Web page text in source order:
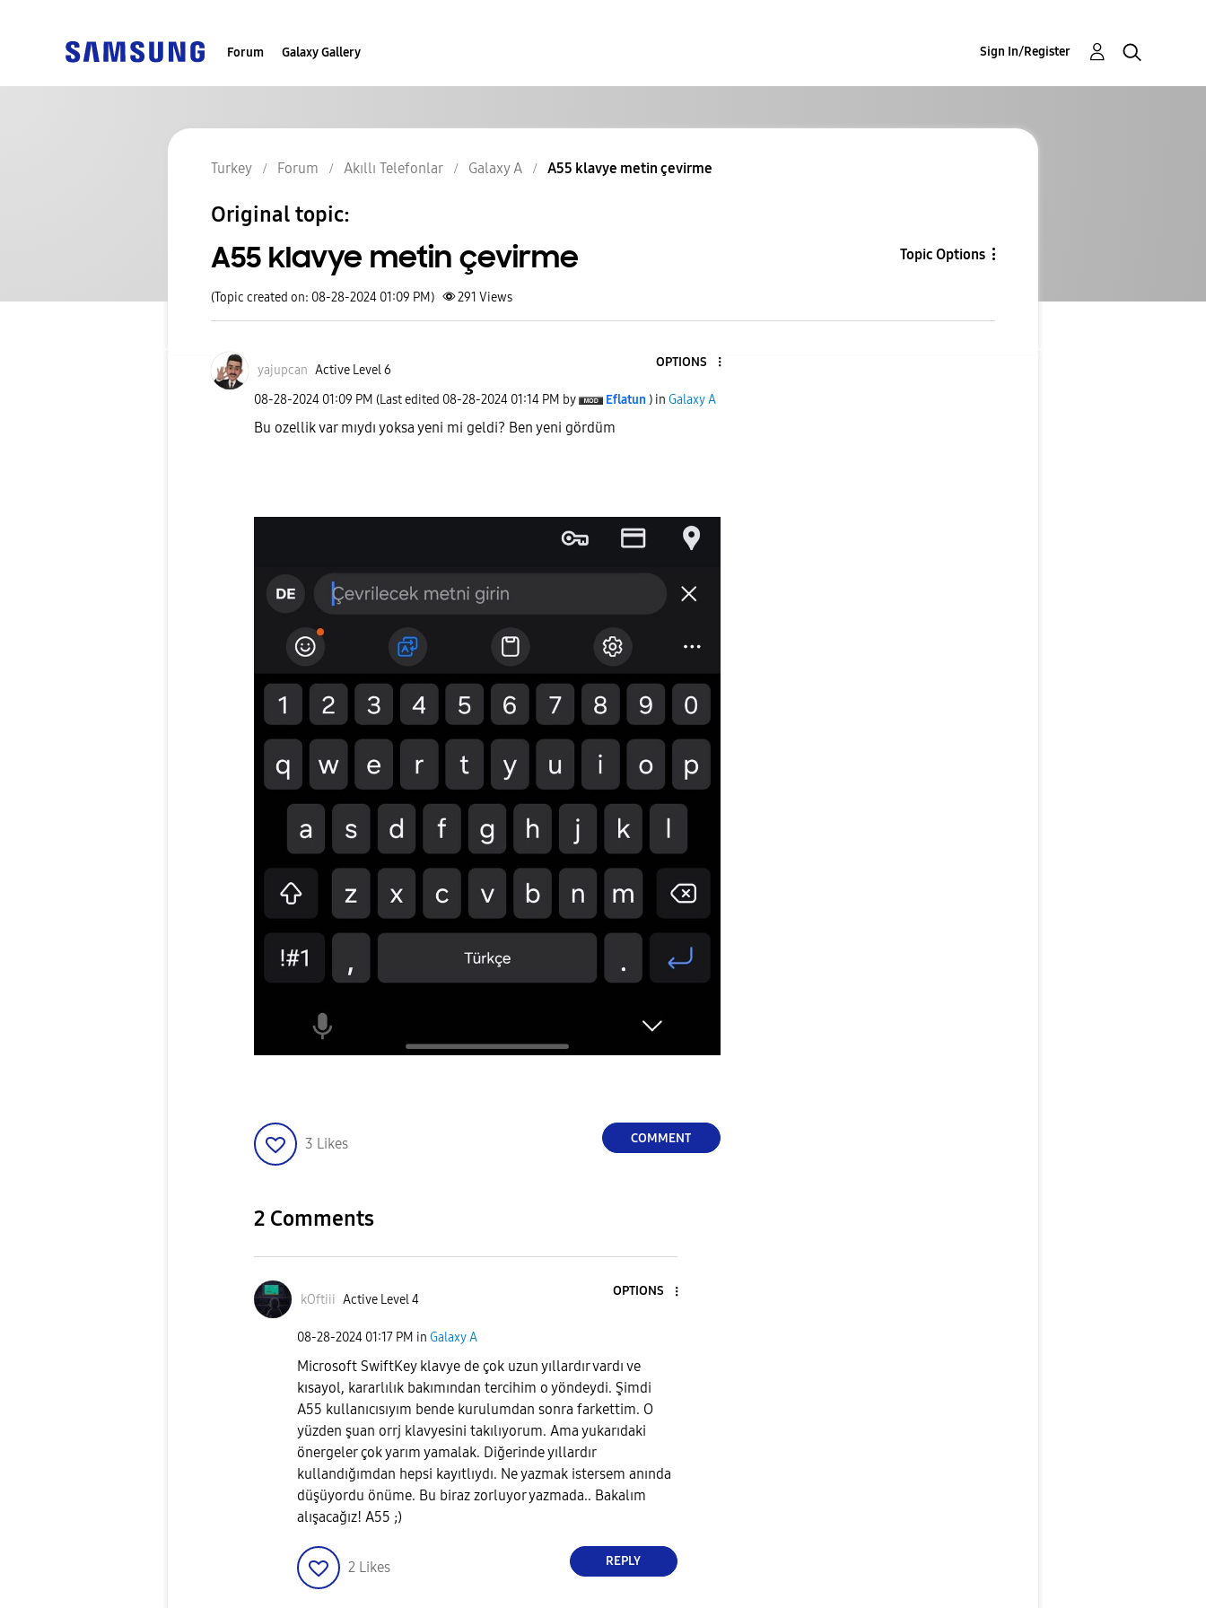
Forum Galaxy Gallery Sign In/Register
Turkey Forum Akıllı Telefonlar Galaxy A A55 klavye metin çevirme
Original topic:
A55 klavye metin çevirme Topic Options
(Topic created on: 08-28-2024 01:09 PM) 291 Views
yajupcan Active Level 6
OPTIONS
‎08-28-2024 01:09 PM (Last edited ‎08-28-2024 01:14 PM by Eflatun ) in Galaxy A
Bu ozellik var mıydı yoksa yeni mi geldi? Ben yeni gördüm
3 Likes COMMENT
2 Comments
kOftiii Active Level 4
OPTIONS
‎08-28-2024 01:17 PM in Galaxy A
Microsoft SwiftKey klavye de çok uzun yıllardır vardı ve
kısayol, kararlılık bakımından tercihim o yöndeydi. Şimdi
A55 kullanıcısıyım bende kurulumdan sonra farkettim. O
yüzden şuan orrj klavyesini takılıyorum. Ama yukarıdaki
önergeler çok yarım yamalak. Diğerinde yıllardır
kullandığımdan hepsi kayıtlıydı. Ne yazmak istersem anında
düşüyordu önüme. Bu biraz zorluyor yazmada.. Bakalım
alışacağız! A55 ;)
2 Likes REPLY